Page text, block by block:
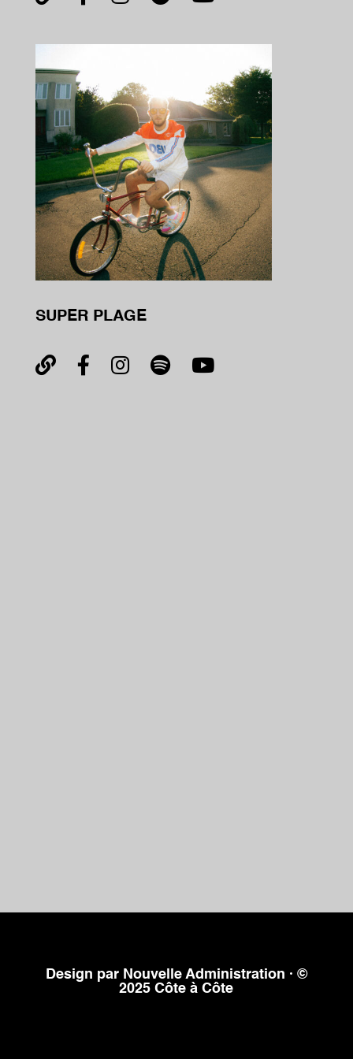
SUPER PLAGE
Design par Nouvelle Administration · ©
2025 Côte à Côte